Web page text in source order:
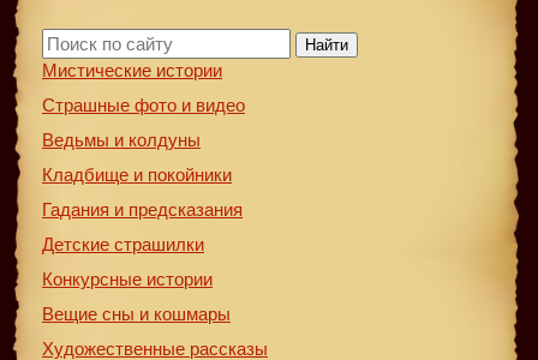
Найти
Мистические истории
Страшные фото и видео
Ведьмы и колдуны
Кладбище и покойники
Гадания и предсказания
Детские страшилки
Конкурсные истории
Вещие сны и кошмары
Художественные рассказы